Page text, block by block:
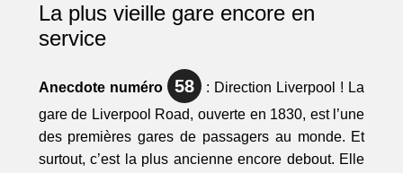
La plus vieille gare encore en
service
Anecdote numéro 58 : Direction Liverpool ! La
gare de Liverpool Road, ouverte en 1830, est l’une
des premières gares de passagers au monde. Et
surtout, c’est la plus ancienne encore debout. Elle